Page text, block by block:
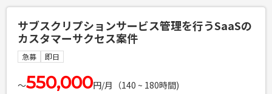
Laravelを用いた開発経験1年以上
エンジニア複数人のチームでの開発経験
PHPを用いたWebサービスの開発経験4年以上
Laravelを用いた開発経験1年以上
エンジニア複数人のチームでの開発経験
サブスクリプションサービス管理を行うSaaSの
カスタマーサクセス案件
急募 即日
〜550,000円/月（140 ~ 180時間)